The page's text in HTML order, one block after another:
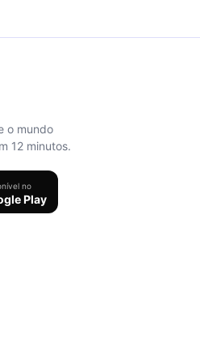
o mundo
12 minutos.
no
Play